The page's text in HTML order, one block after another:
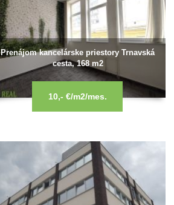
Prenájom kancelárske priestory Trnavská
cesta, 168 m2
10,- €/m2/mes.